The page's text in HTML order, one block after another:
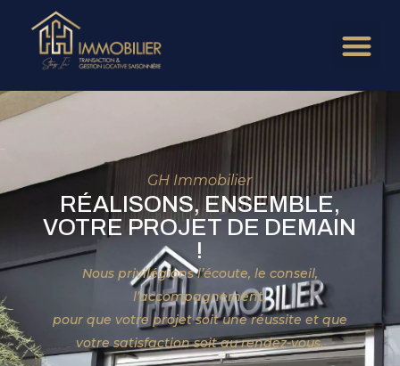
GH Immobilier
RÉALISONS, ENSEMBLE,
VOTRE PROJET DE DEMAIN
!
Nous privilégions l’écoute, le conseil,
l’accompagnement,
pour que votre projet soit une réussite et que
votre satisfaction soit au rendez-vous.